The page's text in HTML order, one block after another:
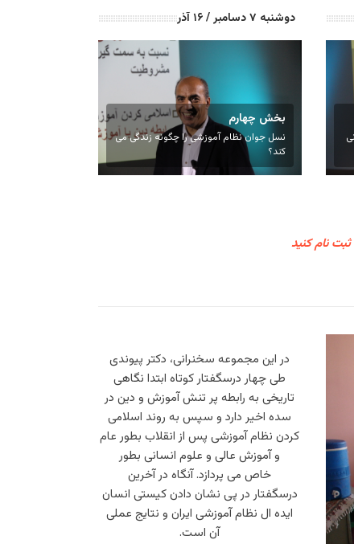
دوشنبه ۷ دسامبر / ۱۶ آذر
بخش چهارم
نسل جوان نظام آموزشی را چگونه زندگی می
کند؟
نام کنید
در این مجموعه سخنرانی، دکتر پیوندی
طی چهار درسگفتار کوتاه ابتدا نگاهی
تاریخی به رابطه پر تنش آموزش و دین در
سده اخیر دارد و سپس به روند اسلامی
کردن نظام آموزشی پس از انقلاب بطور عام
و آموزش عالی و علوم انسانی بطور
خاص می پردازد. آنگاه در آخرین
درسگفتار در پی نشان دادن کیستی انسان
ایده ال نظام آموزشی ایران و نتایج عملی
آن است.